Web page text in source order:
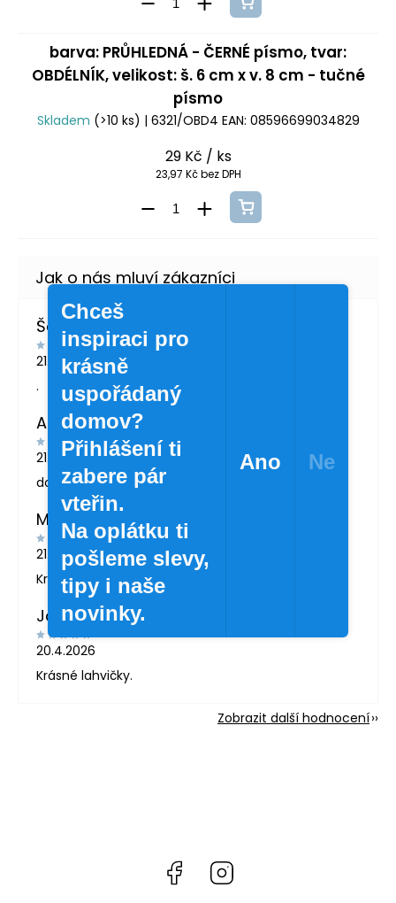
barva: PRŮHLEDNÁ - ČERNÉ písmo, tvar:
OBDÉLNÍK, velikost: š. 6 cm x v. 8 cm - tučné
písmo
Skladem (>10 ks) | 6321/OBD4 EAN: 08596699034829
29 Kč / ks
23,97 Kč bez DPH
Šárka Švábová
21.7.2026
.
Andrea Žáčková
21.5.2026
doporučuji
MARTINA LONDINOVÁ
21.5.2026
Krásné zboží
Jana Svatošová
20.4.2026
Krásné lahvičky.
Zobrazit další hodnocení
Facebook
Chceš
inspiraci pro
krásně
uspořádaný
domov?
Přihlášení ti
zabere pár
vteřin.
Na oplátku ti
pošleme slevy,
tipy i naše
novinky.
Ano Ne